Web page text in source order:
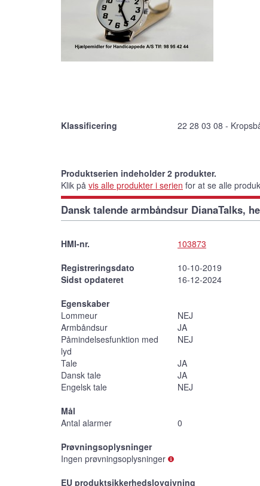
Klassificering 22 28 03 08 -
Produktserien indeholder 2 produkter.
Klik på vis alle produkter i serien for at se alle
Dansk talende armbåndsur DianaTalks,
HMI-nr.
103873
Registreringsdato
10-10-2019
Sidst opdateret
16-12-2024
Egenskaber
Lommeur
NEJ
Armbåndsur
JA
Påmindelsesfunktion med
lyd
NEJ
Tale
JA
Dansk tale
JA
Engelsk tale
NEJ
Mål
Antal alarmer
0
Prøvningsoplysninger
Ingen prøvningsoplysninger
EU produktsikkerhedslovgivning